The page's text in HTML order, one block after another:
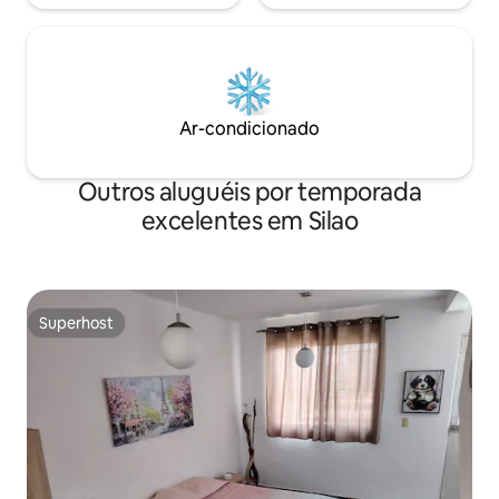
Ar-condicionado
Outros aluguéis por temporada
excelentes em Silao
Superhost
Superhost